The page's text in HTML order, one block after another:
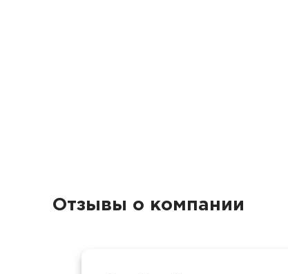
Отзывы о компании